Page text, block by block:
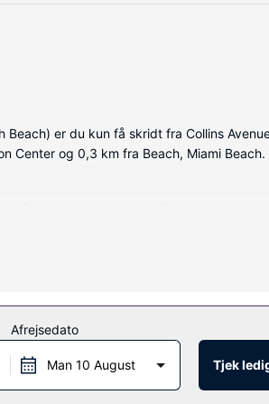
er du kun få skridt fra Collins
Center og 0,3 km fra Beach, Miami Beach.
Værelset har et privat badeværelse med
hvor du kan spise udendørs og nyde
Kontinental morgenmad tilbydes mod
Afrejsedato
Man 10 August Tjek